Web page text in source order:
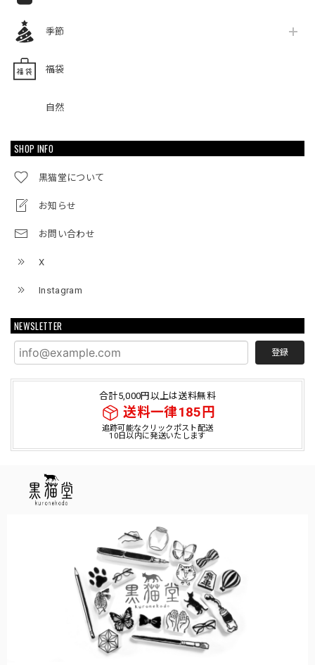
季節
福袋
自然
SHOP INFO
黒猫堂について
お知らせ
お問い合わせ
X
Instagram
NEWSLETTER
登録
合計5,000円以上は送料無料
送料一律185円
追跡可能なクリックポスト配送
10日以内に発送いたします